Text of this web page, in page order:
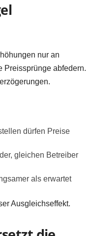
nur an
Preissprünge abfedern.
dürfen Preise
gleichen Betreiber
als erwartet
Ausgleichseffekt.